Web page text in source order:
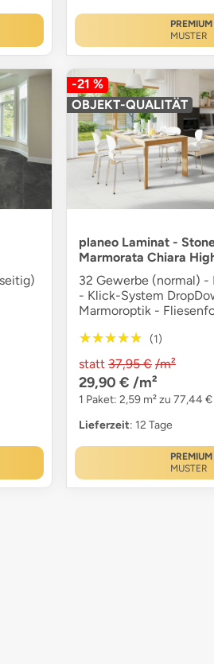
PREMIUM
MUSTER
-21 %
OBJEKT-QUALITÄT
planeo Laminat -
Marmorata Chiara
32 Gewerbe (normal)
- Klick-System
Marmoroptik -
★★★★★
★★★★★ (1)
statt 37,95 € /m²
29,90 € /m²
1 Paket: 2,59 m² zu 77,44 €
Lieferzeit: 12 Tage
PREMIUM
MUSTER